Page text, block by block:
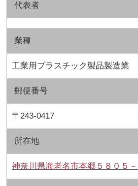
代表者
業種
工業用プラスチック製品製造業
郵便番号
〒243-0417
所在地
神奈川県海老名市本郷５８０５－